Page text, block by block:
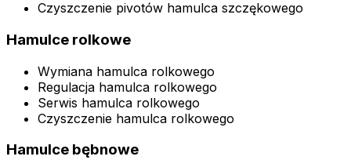
Czyszczenie pivotów hamulca szczękowego
Hamulce rolkowe
Wymiana hamulca rolkowego
Regulacja hamulca rolkowego
Serwis hamulca rolkowego
Czyszczenie hamulca rolkowego
Hamulce bębnowe